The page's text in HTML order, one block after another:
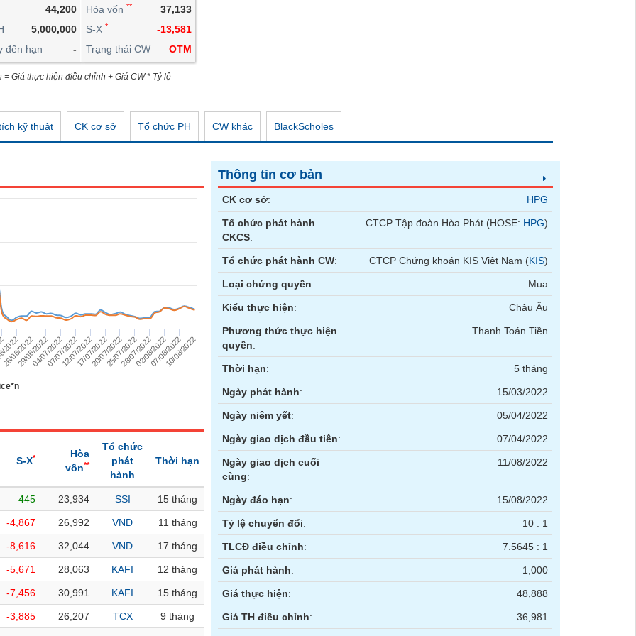
44,200
5,000,000
đến hạn
-
Hòa vốn **
37,133
S-X *
-13,581
Trạng thái CW
OTM
Giá thực hiện điều chỉnh + Giá CW * Tỷ lệ
kỹ thuật CK cơ sở Tổ chức PH CW khác BlackScholes
26/06/2022
29/06/2022
04/07/2022
07/07/2022
12/07/2022
17/07/2022
20/07/2022
25/07/2022
28/07/2022
02/08/2022
07/08/2022
10/08/2022
S-X*
Hòa
vốn**
Tổ chức
phát
hành
Thời hạn
445 23,934 SSI 15 tháng
-4,867 26,992 VND 11 tháng
-8,616 32,044 VND 17 tháng
-5,671 28,063 KAFI 12 tháng
-7,456 30,991 KAFI 15 tháng
-3,885 26,207 TCX 9 tháng
Thông tin cơ bản
CK cơ sở: HPG
Tổ chức phát hành
CKCS:
CTCP Tập đoàn Hòa Phát (HOSE: HPG)
Tổ chức phát hành CW: CTCP Chứng khoán KIS Việt Nam (KIS)
Loại chứng quyền: Mua
Kiểu thực hiện: Châu Âu
Phương thức thực hiện
quyền:
Thanh Toán Tiền
Thời hạn: 5 tháng
Ngày phát hành: 15/03/2022
Ngày niêm yết: 05/04/2022
Ngày giao dịch đầu tiên: 07/04/2022
Ngày giao dịch cuối
cùng:
11/08/2022
Ngày đáo hạn: 15/08/2022
Tỷ lệ chuyển đổi: 10 : 1
TLCĐ điều chỉnh: 7.5645 : 1
Giá phát hành: 1,000
Giá thực hiện: 48,888
Giá TH điều chỉnh: 36,981
CÔNG CỤ ĐẦU TƯ
XUẤT DỮ LIỆU
TIN MỚI
Hợp đồng tương lai Trái phiếu